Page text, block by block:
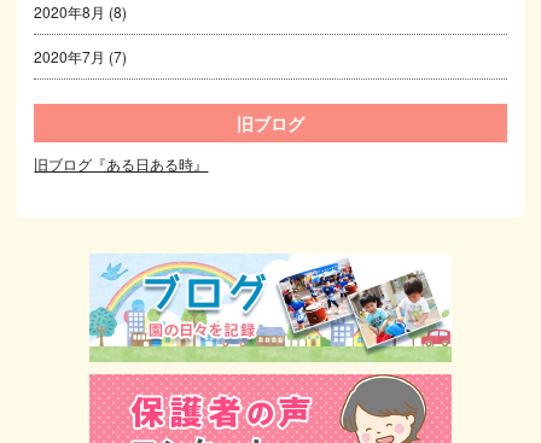
2020年8月 (8)
2020年7月 (7)
旧ブログ
旧ブログ『ある日ある時』